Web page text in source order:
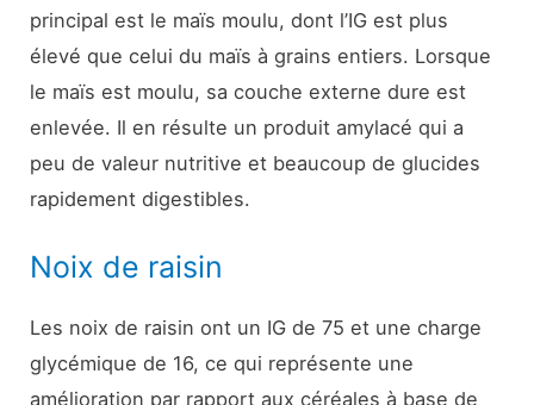
principal est le maïs moulu, dont l’IG est plus
élevé que celui du maïs à grains entiers. Lorsque
le maïs est moulu, sa couche externe dure est
enlevée. Il en résulte un produit amylacé qui a
peu de valeur nutritive et beaucoup de glucides
rapidement digestibles.
Noix de raisin
Les noix de raisin ont un IG de 75 et une charge
glycémique de 16, ce qui représente une
amélioration par rapport aux céréales à base de